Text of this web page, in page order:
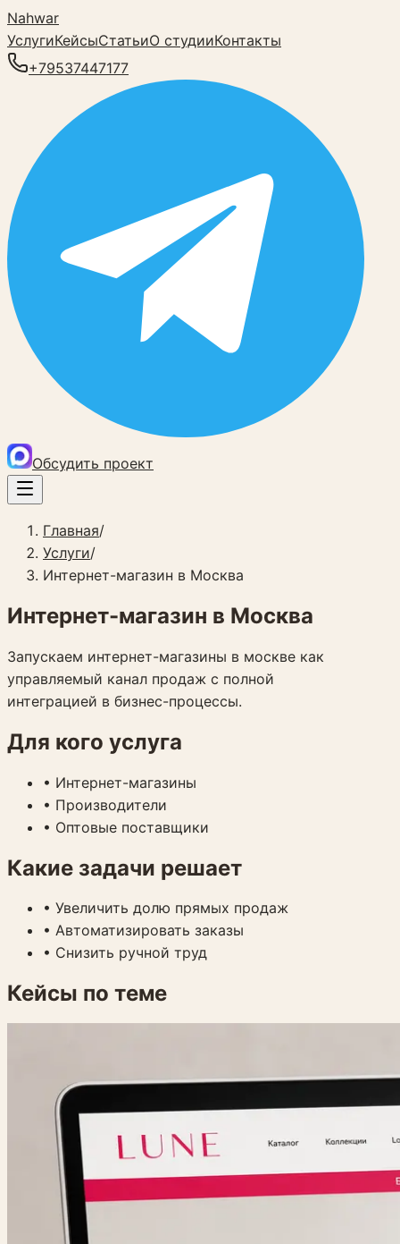
Nahwar
УслугиКейсыСтатьиО студииКонтакты
+79537447177
Обсудить проект
Главная/
Услуги/
Интернет-магазин в Москва
Интернет-магазин в Москва
Запускаем интернет-магазины в москве как
управляемый канал продаж с полной
интеграцией в бизнес-процессы.
Для кого услуга
• Интернет-магазины
• Производители
• Оптовые поставщики
Какие задачи решает
• Увеличить долю прямых продаж
• Автоматизировать заказы
• Снизить ручной труд
Кейсы по теме